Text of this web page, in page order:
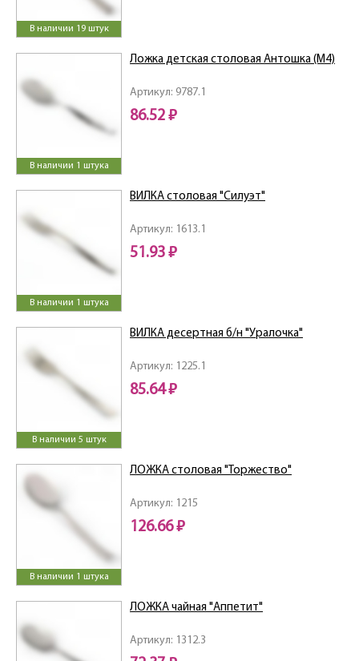
В наличии 19 штук
В наличии 1 штука
Артикул: 9787.1
Ложка детская столовая Антошка (М4)
86.52 ₽
В наличии 1 штука
Артикул: 1613.1
ВИЛКА столовая "Силуэт"
51.93 ₽
В наличии 5 штук
Артикул: 1225.1
ВИЛКА десертная б/н "Уралочка"
85.64 ₽
В наличии 1 штука
Артикул: 1215
ЛОЖКА столовая "Торжество"
126.66 ₽
Артикул: 1312.3
ЛОЖКА чайная "Аппетит"